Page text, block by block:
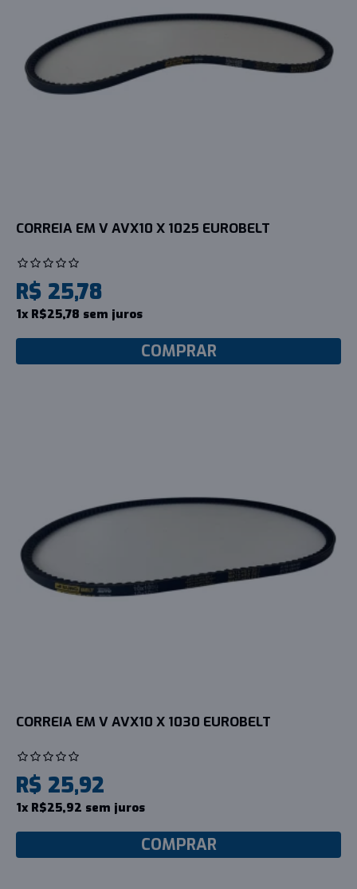
CORREIA EM V AVX10 X 1025 EUROBELT
R$ 25,78
1x R$25,78 sem juros
COMPRAR
CORREIA EM V AVX10 X 1030 EUROBELT
R$ 25,92
1x R$25,92 sem juros
COMPRAR